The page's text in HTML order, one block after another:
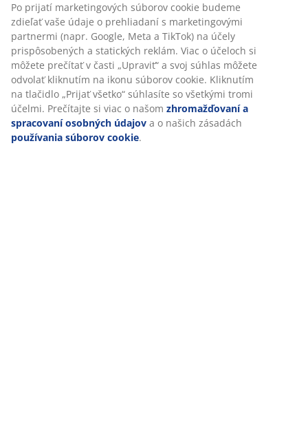
Ako si vybrať správnu šatníkovú skriňu?
Po prijatí marketingových súborov cookie budeme
zdieľať vaše údaje o prehliadaní s marketingovými
partnermi (napr. Google, Meta a TikTok) na účely
prispôsobených a statických reklám. Viac o účeloch si
môžete prečítať v časti „Upraviť“ a svoj súhlas môžete
odvolať kliknutím na ikonu súborov cookie. Kliknutím
na tlačidlo „Prijať všetko“ súhlasíte so všetkými tromi
účelmi. Prečítajte si viac o našom zhromažďovaní a
spracovaní osobných údajov a o našich zásadách
používania súborov cookie.